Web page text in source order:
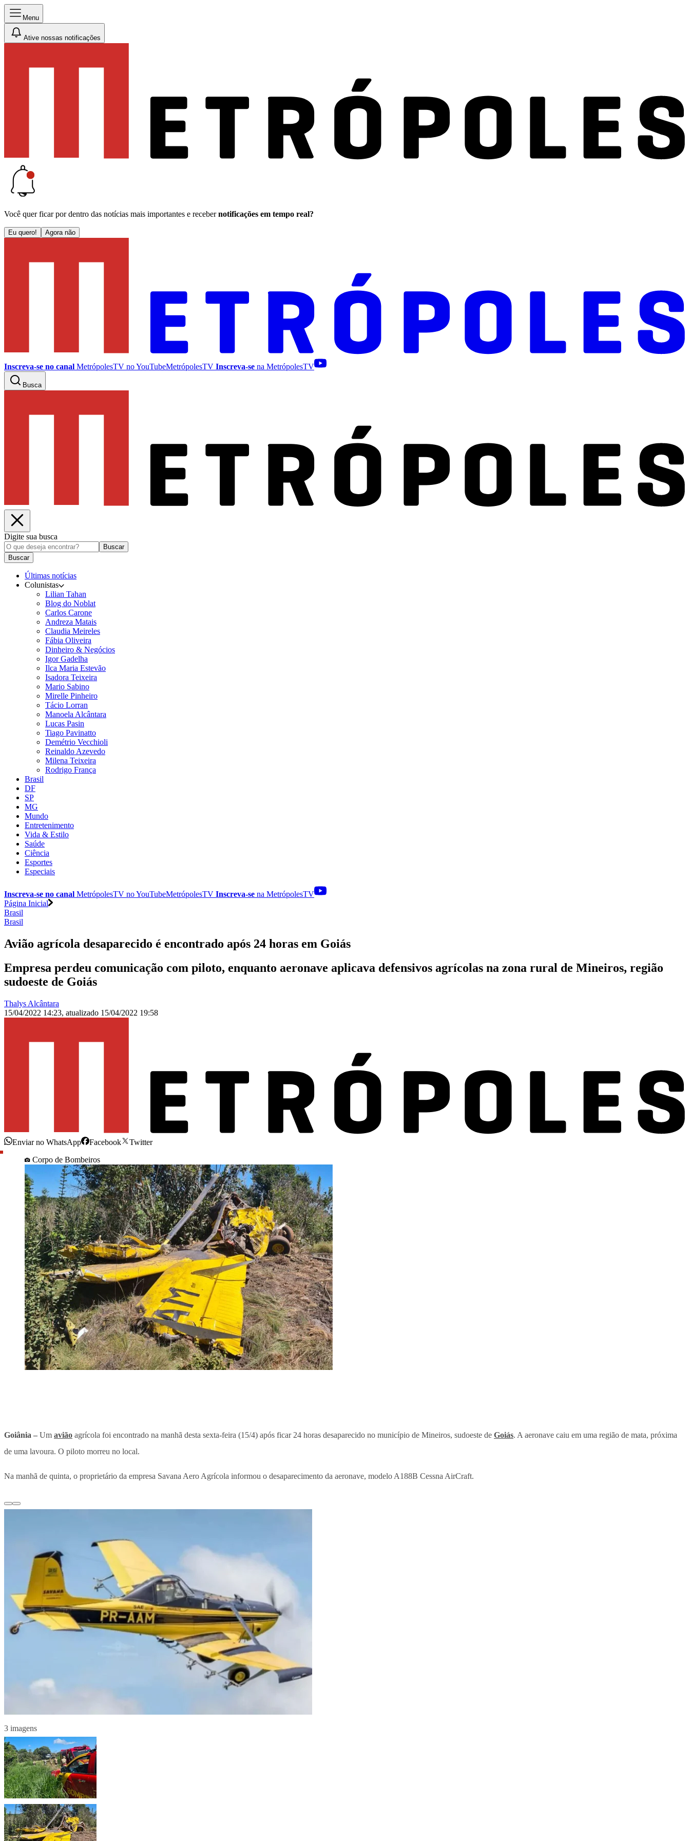
Menu
Ative nossas notificações
Você quer ficar por dentro das notícias mais importantes e receber notificações em tempo real?
Eu quero! Agora não
Inscreva-se no canal MetrópolesTV noYouTubeMetrópolesTV Inscreva-se na MetrópolesTV
Busca
Digite sua busca
Buscar
Buscar
Últimas notícias
Colunistas
Lilian Tahan
Blog do Noblat
Carlos Carone
Andreza Matais
Claudia Meireles
Fábia Oliveira
Dinheiro & Negócios
Igor Gadelha
Ilca Maria Estevão
Isadora Teixeira
Mario Sabino
Mirelle Pinheiro
Tácio Lorran
Manoela Alcântara
Lucas Pasin
Tiago Pavinatto
Demétrio Vecchioli
Reinaldo Azevedo
Milena Teixeira
Rodrigo França
Brasil
DF
SP
MG
Mundo
Entretenimento
Vida & Estilo
Saúde
Ciência
Esportes
Especiais
Inscreva-se no canal MetrópolesTV noYouTubeMetrópolesTV Inscreva-se na MetrópolesTV
Página Inicial
Brasil
Brasil
Avião agrícola desaparecido é encontrado após 24 horas em Goiás
Empresa perdeu comunicação com piloto, enquanto aeronave aplicava defensivos agrícolas na zona rural de Mineiros, região
sudoeste de Goiás
Thalys Alcântara
15/04/2022 14:23, atualizado 15/04/2022 19:58
Enviar no WhatsApp Facebook
Twitter
Corpo de Bombeiros
Goiânia – Um avião agrícola foi encontrado na manhã desta sexta-feira (15/4) após ficar 24 horas desaparecido no município de Mineiros, sudoeste de Goiás. A aeronave caiu em uma região de mata, próxima
de uma lavoura. O piloto morreu no local.
Na manhã de quinta, o proprietário da empresa Savana Aero Agrícola informou o desaparecimento da aeronave, modelo A188B Cessna AirCraft.
3 imagens